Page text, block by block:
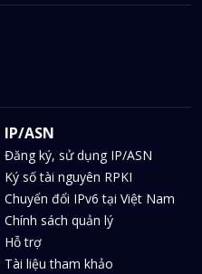
IP/ASN
Đăng ký, sử dụng IP/ASN
Ký số tài nguyên RPKI
Chuyển đổi IPv6 tại Việt Nam
Chính sách quản lý
Hỗ trợ
Tài liệu tham khảo